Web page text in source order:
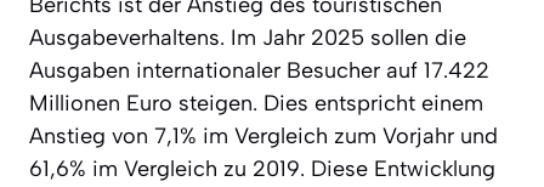
Ausgabeverhaltens. Im Jahr 2025 sollen die
Ausgaben internationaler Besucher auf 17.422
Millionen Euro steigen. Dies entspricht einem
Anstieg von 7,1% im Vergleich zum Vorjahr und
61,6% im Vergleich zu 2019. Diese Entwicklung